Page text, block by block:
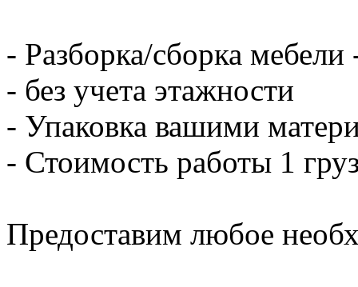
- Разборка/сборка мебели
- без учета этажности
- Упаковка вашими
- Стоимость работы 1
Предоставим любое